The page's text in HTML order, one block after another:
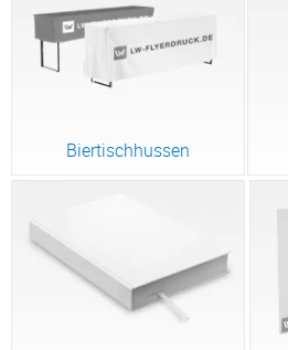
Biertischhussen